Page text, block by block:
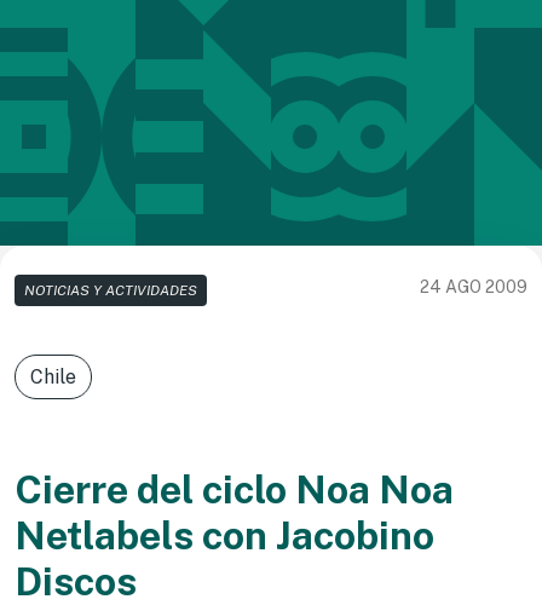
NOTICIAS Y ACTIVIDADES 24 AGO 2009
Chile
Cierre del ciclo Noa Noa
Netlabels con Jacobino
Discos